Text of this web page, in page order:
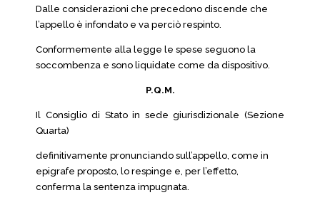
Dalle considerazioni che precedono discende che
l’appello è infondato e va perciò respinto.
Conformemente alla legge le spese seguono la
soccombenza e sono liquidate come da dispositivo.
P.Q.M.
Il Consiglio di Stato in sede giurisdizionale (Sezione
Quarta)
definitivamente pronunciando sull’appello, come in
epigrafe proposto, lo respinge e, per l’effetto,
conferma la sentenza impugnata.